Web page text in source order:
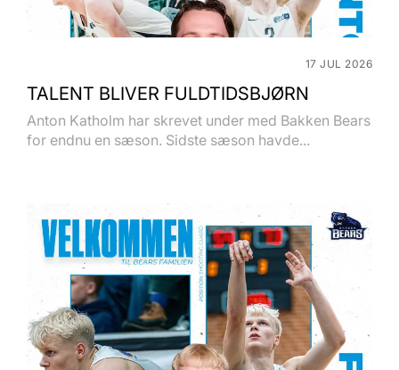
17 JUL 2026
TALENT BLIVER FULDTIDSBJØRN
Anton Katholm har skrevet under med Bakken Bears
for endnu en sæson. Sidste sæson havde...